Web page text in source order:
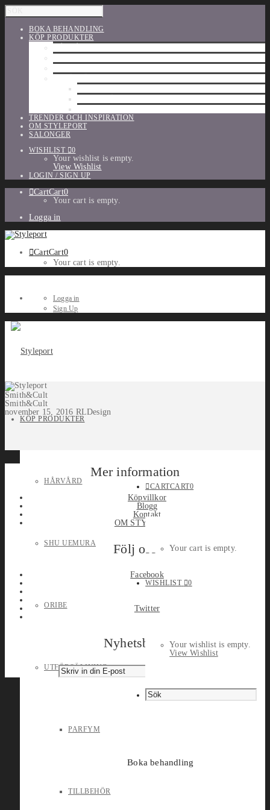
BOKA BEHANDLING
KÖP PRODUKTER
TRENDER OCH INSPIRATION
OM STYLEPORT
SALONGER
WISHLIST
0
Your wishlist is empty.
View Wishlist
LOGIN / SIGN UP
CartCart0
Your cart is empty.
Logga in
CartCart0
Your cart is empty.
Logga in
Sign Up
KÖP PRODUKTER
HÅRVÅRD
SHU UEMURA
ORIBE
UTFÖRSÄLJNING
PARFYM
TILLBEHÖR
CARTCART0
Your cart is empty.
WISHLIST 0
Your wishlist is empty.
View Wishlist
Boka behandling
Smith&Cult
Smith&Cult
november 15, 2016 RLDesign
Mer information
Köpvillkor
Blogg
Kontakt
OM STYLEPORT
Följ oss
Facebook
Twitter
Nyhetsbrev